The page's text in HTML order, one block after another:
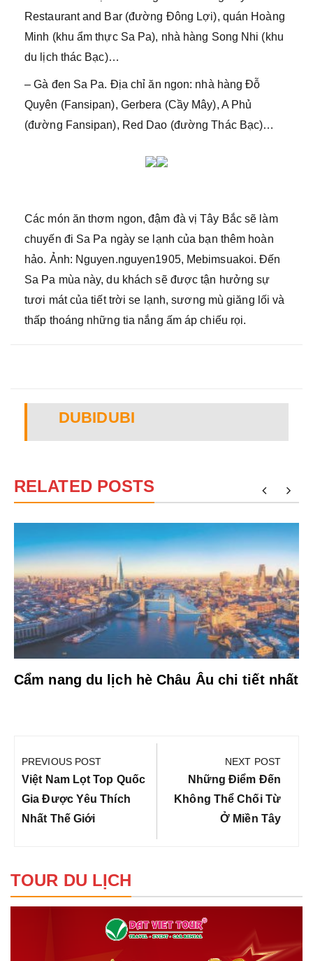
Restaurant and Bar (đường Đông Lợi), quán Hoàng
Minh (khu ẩm thực Sa Pa), nhà hàng Song Nhi (khu
du lịch thác Bạc)…
– Gà đen Sa Pa. Địa chỉ ăn ngon: nhà hàng Đỗ
Quyên (Fansipan), Gerbera (Cầy Mây), A Phủ
(đường Fansipan), Red Dao (đường Thác Bạc)…
Các món ăn thơm ngon, đậm đà vị Tây Bắc sẽ làm
chuyến đi Sa Pa ngày se lạnh của bạn thêm hoàn
hảo. Ảnh: Nguyen.nguyen1905, Mebimsuakoi. Đến
Sa Pa mùa này, du khách sẽ được tận hưởng sự
tươi mát của tiết trời se lạnh, sương mù giăng lối và
thấp thoáng những tia nắng ấm áp chiếu rọi.
DUBIDUBI
RELATED POSTS
Cẩm nang du lịch hè Châu Âu chi tiết nhất
hướng
bài
viết
PREVIOUS POST
Previous
Post:
Việt Nam Lọt Top Quốc
Gia Được Yêu Thích
Nhất Thế Giới
NEXT POST
Next
Post:
Những Điểm Đến
Không Thể Chối Từ
Ở Miền Tây
TOUR DU LỊCH